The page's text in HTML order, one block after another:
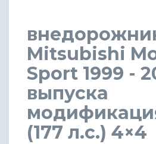
Mitsubishi
Sport 1999 -
выпуска
(177 л.с.) 4×4